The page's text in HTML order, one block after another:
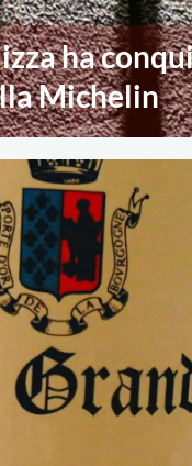
ha
Michelin